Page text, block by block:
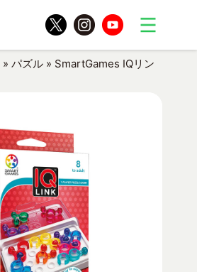
» パズル » SmartGames IQリン